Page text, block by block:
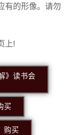
有的形像。请勿
上!
》读书会
买
购买